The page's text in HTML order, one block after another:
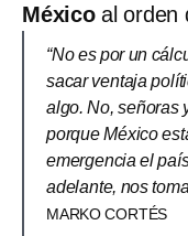
Méxicoal orden
“No es por un
sacar ventaja
algo. No, señoras
porque México
emergencia el
adelante, nos
MARKO CORTÉS